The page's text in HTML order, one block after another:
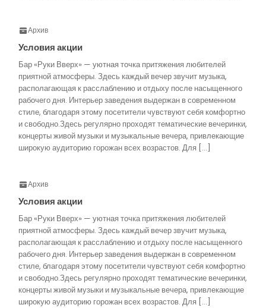
Архив
Условия акции
Бар «Руки Вверх» — уютная точка притяжения любителей
приятной атмосферы. Здесь каждый вечер звучит музыка,
располагающая к расслаблению и отдыху после насыщенного
рабочего дня. Интерьер заведения выдержан в современном
стиле, благодаря этому посетители чувствуют себя комфортно
и свободно.Здесь регулярно проходят тематические вечеринки,
концерты живой музыки и музыкальные вечера, привлекающие
широкую аудиторию горожан всех возрастов. Для […]
Архив
Условия акции
Бар «Руки Вверх» — уютная точка притяжения любителей
приятной атмосферы. Здесь каждый вечер звучит музыка,
располагающая к расслаблению и отдыху после насыщенного
рабочего дня. Интерьер заведения выдержан в современном
стиле, благодаря этому посетители чувствуют себя комфортно
и свободно.Здесь регулярно проходят тематические вечеринки,
концерты живой музыки и музыкальные вечера, привлекающие
широкую аудиторию горожан всех возрастов. Для […]